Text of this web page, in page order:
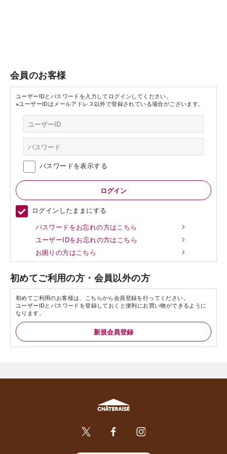
会員のお客様
ユーザーIDとパスワードを入力してログインしてください。
※ユーザーIDはメールアドレス以外で登録されている場合がございます。
パスワードを表示する
ログインしたままにする
パスワードをお忘れの方はこちら
ユーザーIDをお忘れの方はこちら
お困りの方はこちら
初めてご利用の方・会員以外の方
初めてご利用のお客様は、こちらから会員登録を行ってください。
ユーザーIDとパスワードを登録しておくと便利にお買い物ができるように
なります。